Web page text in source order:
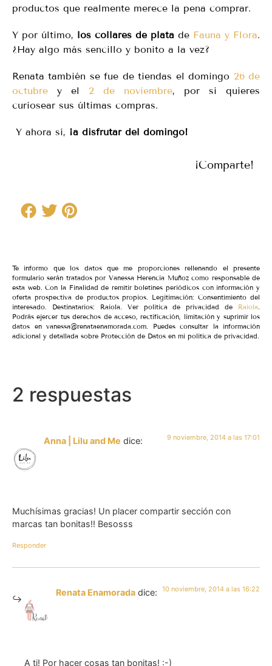
productos que realmente merece la pena comprar.
Y por último, los collares de plata de Fauna y Flora.
¿Hay algo más sencillo y bonito a la vez?
Renata también se fue de tiendas el domingo 26 de
octubre y el 2 de noviembre, por si quieres
curiosear sus últimas compras.
Y ahora sí, ¡a disfrutar del domingo!
¡Comparte!
Te informo que los datos que me proporciones rellenando el presente
formulario serán tratados por Vanessa Herencia Muñoz como responsable de
esta web. Con la Finalidad de remitir boletines periódicos con información y
oferta prospectiva de productos propios. Legitimación: Consentimiento del
interesado. Destinatarios: Raiola. Ver política de privacidad de Raiola
Podrás ejercer tus derechos de acceso, rectificación, limitación y suprimir los
datos en vanessa@renataenamorada.com. Puedes consultar la información
adicional y detallada sobre Protección de Datos en mi política de privacidad.
2 respuestas
Anna | Lilu and Me dice: 9 noviembre, 2014 a las 17:01
Muchísimas gracias! Un placer compartir sección con
marcas tan bonitas!! Besosss
Responder
Renata Enamorada dice: 10 noviembre, 2014 a las 16:22
A ti! Por hacer cosas tan bonitas! :-)